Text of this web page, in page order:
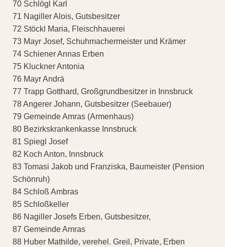
70 Schlögl Karl
71 Nagiller Alois, Gutsbesitzer
72 Stöckl Maria, Fleischhauerei
73 Mayr Josef, Schuhmachermeister und Krämer
74 Schiener Annas Erben
75 Kluckner Antonia
76 Mayr Andrä
77 Trapp Gotthard, Großgrundbesitzer in Innsbruck
78 Angerer Johann, Gutsbesitzer (Seebauer)
79 Gemeinde Amras (Armenhaus)
80 Bezirkskrankenkasse Innsbruck
81 Spiegl Josef
82 Koch Anton, Innsbruck
83 Tomasi Jakob und Franziska, Baumeister (Pension
Schönruh)
84 Schloß Ambras
85 Schloßkeller
86 Nagiller Josefs Erben, Gutsbesitzer,
87 Gemeinde Amras
88 Huber Mathilde, verehel. Greil, Private, Erben